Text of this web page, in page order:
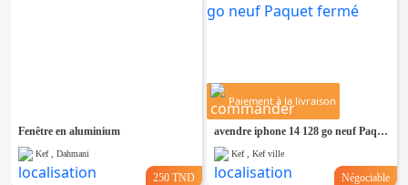
Fenêtre en aluminium
Kef , Dahmani
250 TND
Paiement à la livraison
avendre iphone 14 128 go neuf Paquet fermé
Kef , Kef ville
Négociable